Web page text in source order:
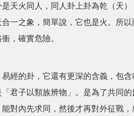
天火同人，同人卦上卦為乾（天
一之象，簡單說，它也是火。所
，確實危險。
經的卦，它還有更深的含義，包
君子以類族辨物」。是為了共同
對內先求同，然後才再對外征戰